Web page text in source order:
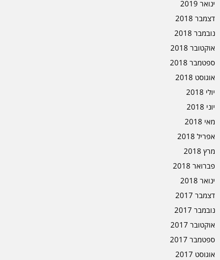
ינואר 2019
דצמבר 2018
נובמבר 2018
אוקטובר 2018
ספטמבר 2018
אוגוסט 2018
יולי 2018
יוני 2018
מאי 2018
אפריל 2018
מרץ 2018
פברואר 2018
ינואר 2018
דצמבר 2017
נובמבר 2017
אוקטובר 2017
ספטמבר 2017
אוגוסט 2017